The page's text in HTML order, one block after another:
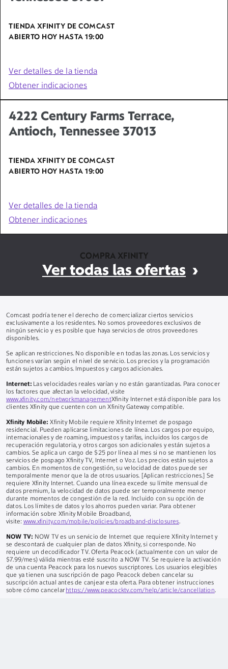
TIENDA XFINITY DE COMCAST
ABIERTO HOY HASTA 19:00
Ver detalles de la tienda
Obtener indicaciones
4222 Century Farms Terrace,
Antioch, Tennessee 37013
TIENDA XFINITY DE COMCAST
ABIERTO HOY HASTA 19:00
Ver detalles de la tienda
Obtener indicaciones
COMPRA XFINITY
Ver todas las ofertas
Comcast podría tener el derecho de comercializar ciertos servicios
exclusivamente a los residentes. No somos proveedores exclusivos de
ningún servicio y es posible que haya servicios de otros proveedores
disponibles.
Se aplican restricciones. No disponible en todas las zonas. Los servicios y
funciones varían según el nivel de servicio. Los precios y la programación
están sujetos a cambios. Impuestos y cargos adicionales.
Internet: Las velocidades reales varían y no están garantizadas. Para conocer
los factores que afectan la velocidad, visite
www.xfinity.com/networkmanagementXfinity Internet está disponible para los
clientes Xfinity que cuenten con un Xfinity Gateway compatible.
Xfinity Mobile: Xfinity Mobile requiere Xfinity Internet de pospago
residencial. Pueden aplicarse limitaciones de línea. Los cargos por equipo,
internacionales y de roaming, impuestos y tarifas, incluidos los cargos de
recuperación regulatoria, y otros cargos son adicionales y están sujetos a
cambios. Se aplica un cargo de $25 por línea al mes si no se mantienen los
servicios de pospago Xfinity TV, Internet o Voz. Los precios están sujetos a
cambios. En momentos de congestión, su velocidad de datos puede ser
temporalmente menor que la de otros usuarios. [Aplican restricciones.] Se
requiere Xfinity Internet. Cuando una línea excede su límite mensual de
datos premium, la velocidad de datos puede ser temporalmente menor
durante momentos de congestión de la red. Incluido con su opción de
datos. Los límites de datos y los ahorros pueden variar. Para obtener
información sobre Xfinity Mobile Broadband,
visite: www.xfinity.com/mobile/policies/broadband-disclosures.
NOW TV: NOW TV es un servicio de Internet que requiere Xfinity Internet y
se descontará de cualquier plan de datos Xfinity, si corresponde. No
requiere un decodificador TV. Oferta Peacock (actualmente con un valor de
$7.99/mes) válida mientras esté suscrito a NOW TV. Se requiere la activación
de una cuenta Peacock para los nuevos suscriptores. Los usuarios elegibles
que ya tienen una suscripción de pago Peacock deben cancelar su
suscripción actual antes de canjear esta oferta. Para obtener instrucciones
sobre cómo cancelar https://www.peacocktv.com/help/article/cancellation.